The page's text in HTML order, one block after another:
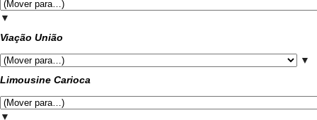
▼
Viação União
▼
Limousine Carioca
▼